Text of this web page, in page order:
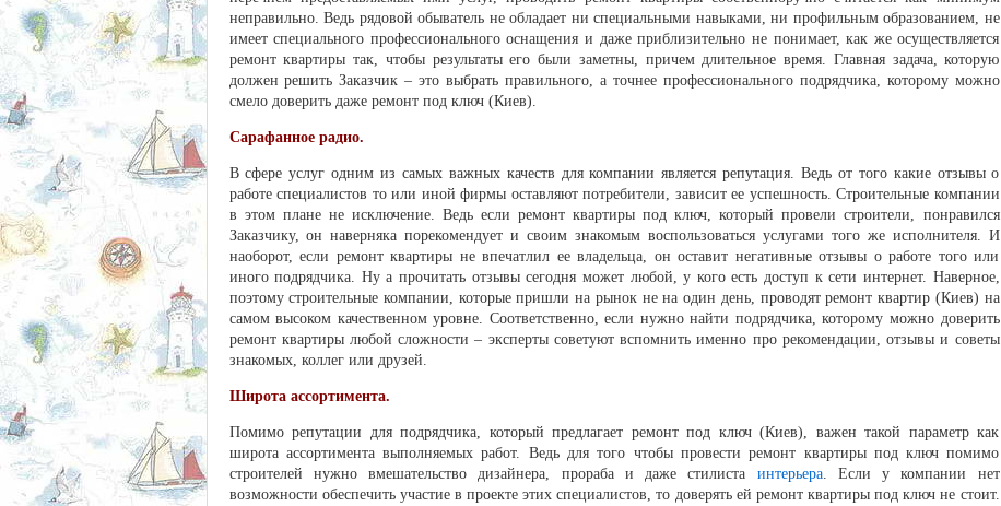
неправильно. Ведь рядовой обыватель не обладает ни специальными навыками, ни профильным образованием, не
имеет специального профессионального оснащения и даже приблизительно не понимает, как же осуществляется
ремонт квартиры так, чтобы результаты его были заметны, причем длительное время. Главная задача, которую
должен решить Заказчик – это выбрать правильного, а точнее профессионального подрядчика, которому можно
смело доверить даже ремонт под ключ (Киев).
Сарафанное радио.
В сфере услуг одним из самых важных качеств для компании является репутация. Ведь от того какие отзывы о
работе специалистов то или иной фирмы оставляют потребители, зависит ее успешность. Строительные компании
в этом плане не исключение. Ведь если ремонт квартиры под ключ, который провели строители, понравился
Заказчику, он наверняка порекомендует и своим знакомым воспользоваться услугами того же исполнителя. И
наоборот, если ремонт квартиры не впечатлил ее владельца, он оставит негативные отзывы о работе того или
иного подрядчика. Ну а прочитать отзывы сегодня может любой, у кого есть доступ к сети интернет. Наверное,
поэтому строительные компании, которые пришли на рынок не на один день, проводят ремонт квартир (Киев) на
самом высоком качественном уровне. Соответственно, если нужно найти подрядчика, которому можно доверить
ремонт квартиры любой сложности – эксперты советуют вспомнить именно про рекомендации, отзывы и советы
знакомых, коллег или друзей.
Широта ассортимента.
Помимо репутации для подрядчика, который предлагает ремонт под ключ (Киев), важен такой параметр как
широта ассортимента выполняемых работ. Ведь для того чтобы провести ремонт квартиры под ключ помимо
строителей нужно вмешательство дизайнера, прораба и даже стилиста интерьера. Если у компании нет
возможности обеспечить участие в проекте этих специалистов, то доверять ей ремонт квартиры под ключ не стоит.